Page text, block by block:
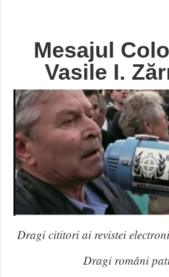
Mesajul
Vasile I.
Dragi cititori ai revistei
Dragi români